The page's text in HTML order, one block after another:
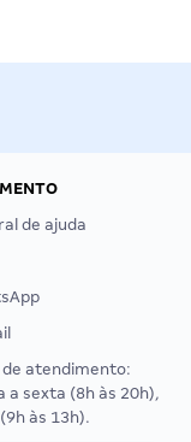
de ajuda
atendimento:
a sexta (8h às 20h),
às 13h).